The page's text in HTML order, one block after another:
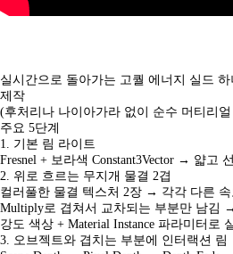
실시간으로 돌아가는 고퀄 에너지 실드
제작
(후처리나 나이아가라 없이 순수 머티리
주요 5단계
1. 기본 림 라이트
Fresnel + 보라색 Constant3Vector → 얇고
2. 위로 흐르는 무지개 물결 2겹
컬러풀한 물결 텍스처 2장 → 각각 다른 속
Multiply로 겹쳐서 교차되는 부분만 남김
강도 색상 + Material Instance 파라미터로
3. 오브젝트와 겹치는 부분에 인터랙션 림